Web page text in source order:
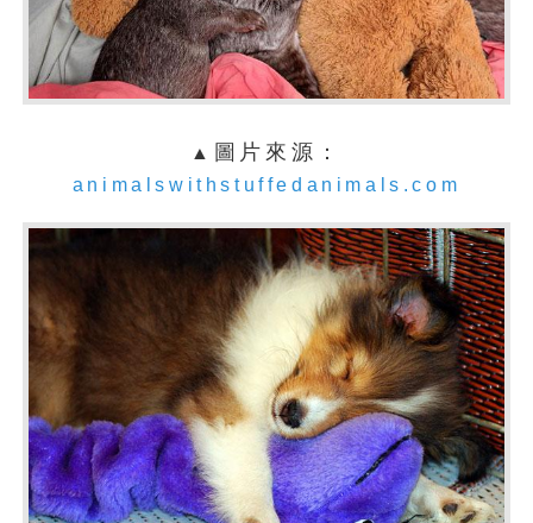
▲ 圖片來源：
animalswithstuffedanimals.com